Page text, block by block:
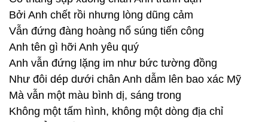
Bởi Anh chết rồi nhưng lòng dũng cảm
Vẫn đứng đàng hoàng nổ súng tiến công
Anh tên gì hỡi Anh yêu quý
Anh vẫn đứng lặng im như bức tường đồng
Như đôi dép dưới chân Anh dẫm lên bao xác Mỹ
Mà vẫn một màu bình dị, sáng trong
Không một tấm hình, không một dòng địa chỉ